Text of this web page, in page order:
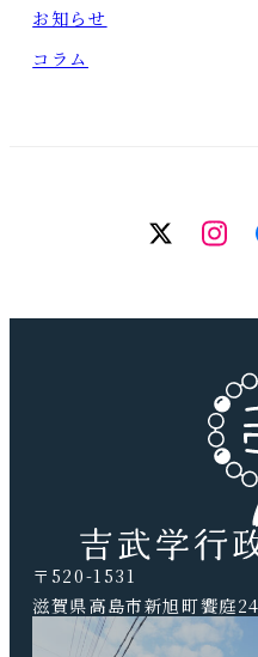
お知らせ
コラム
〒520-1531
滋賀県高島市新旭町饗庭
TEL.0740-20-9041